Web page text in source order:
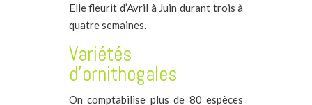
Elle fleurit d’Avril à Juin durant trois à
quatre semaines.
Variétés
d’ornithogales
On comptabilise plus de 80 espèces